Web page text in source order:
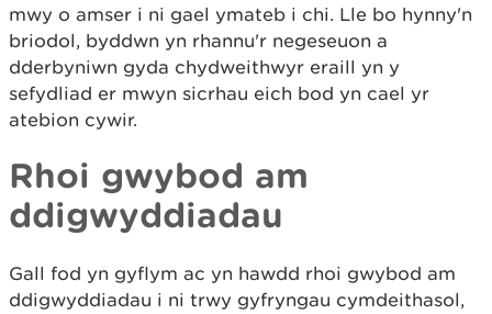
mwy o amser i ni gael ymateb i chi. Lle bo hynny'n
briodol, byddwn yn rhannu'r negeseuon a
dderbyniwn gyda chydweithwyr eraill yn y
sefydliad er mwyn sicrhau eich bod yn cael yr
atebion cywir.
Rhoi gwybod am
ddigwyddiadau
Gall fod yn gyflym ac yn hawdd rhoi gwybod am
ddigwyddiadau i ni trwy gyfryngau cymdeithasol,